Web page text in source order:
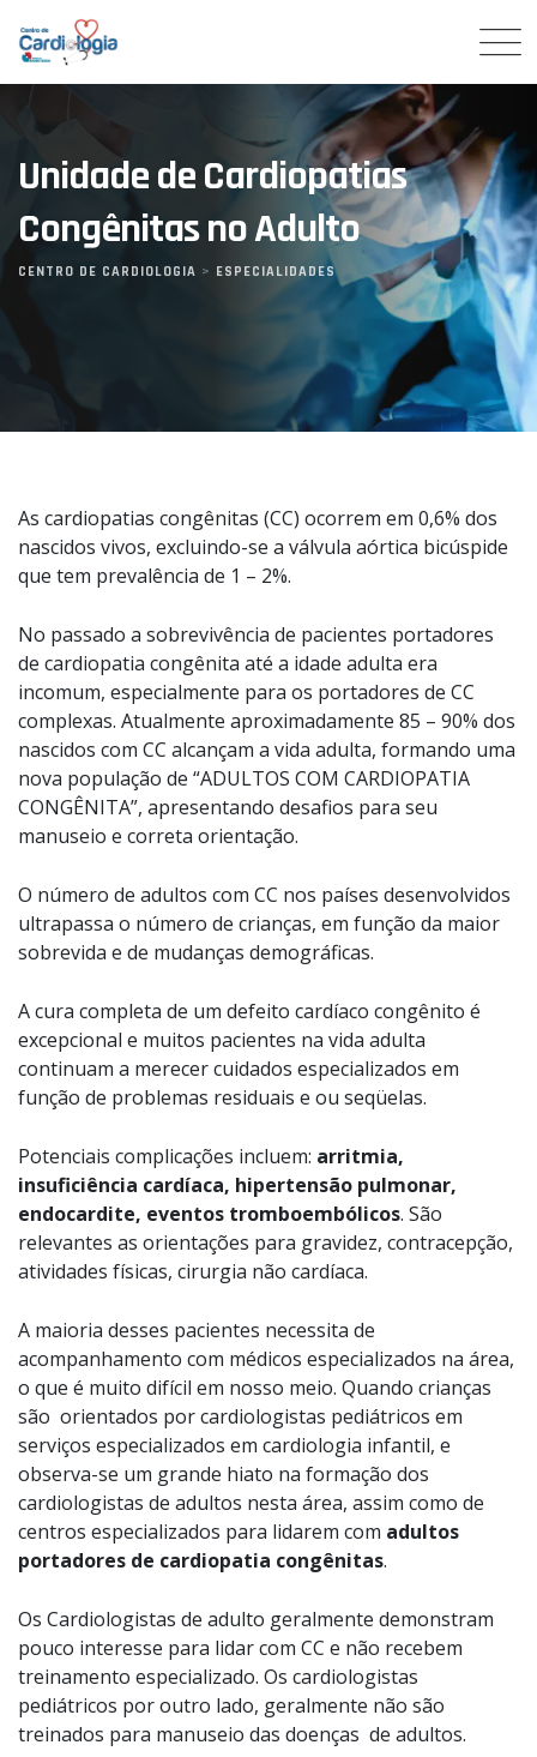
content
Unidade de Cardiopatias
Congênitas no Adulto
CENTRO DE CARDIOLOGIA > ESPECIALIDADES>
As cardiopatias congênitas (CC) ocorrem em 0,6% dos
nascidos vivos, excluindo-se a válvula aórtica bicúspide
que tem prevalência de 1 – 2%.
No passado a sobrevivência de pacientes portadores
de cardiopatia congênita até a idade adulta era
incomum, especialmente para os portadores de CC
complexas. Atualmente aproximadamente 85 – 90% dos
nascidos com CC alcançam a vida adulta, formando uma
nova população de “ADULTOS COM CARDIOPATIA
CONGÊNITA”, apresentando desafios para seu
manuseio e correta orientação.
O número de adultos com CC nos países desenvolvidos
ultrapassa o número de crianças, em função da maior
sobrevida e de mudanças demográficas.
A cura completa de um defeito cardíaco congênito é
excepcional e muitos pacientes na vida adulta
continuam a merecer cuidados especializados em
função de problemas residuais e ou seqüelas.
Potenciais complicações incluem: arritmia,
insuficiência cardíaca, hipertensão pulmonar,
endocardite, eventos tromboembólicos. São
relevantes as orientações para gravidez, contracepção,
atividades físicas, cirurgia não cardíaca.
A maioria desses pacientes necessita de
acompanhamento com médicos especializados na área,
o que é muito difícil em nosso meio. Quando crianças
são orientados por cardiologistas pediátricos em
serviços especializados em cardiologia infantil, e
observa-se um grande hiato na formação dos
cardiologistas de adultos nesta área, assim como de
centros especializados para lidarem com adultos
portadores de cardiopatia congênitas.
Os Cardiologistas de adulto geralmente demonstram
pouco interesse para lidar com CC e não recebem
treinamento especializado. Os cardiologistas
pediátricos por outro lado, geralmente não são
treinados para manuseio das doenças de adultos.